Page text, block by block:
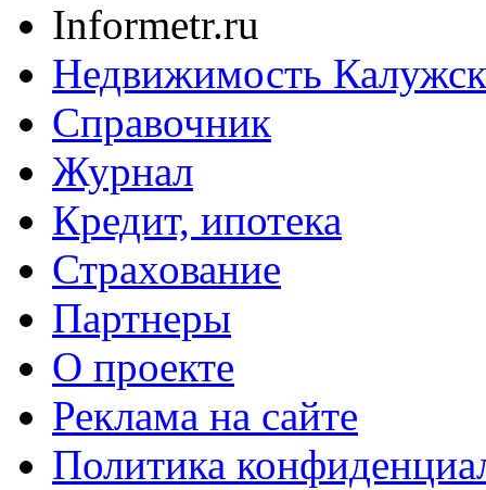
Informetr.ru
Недвижимость
Справочник
Журнал
Кредит, ипотека
Страхование
Партнеры
O проекте
Реклама на сайте
Политика